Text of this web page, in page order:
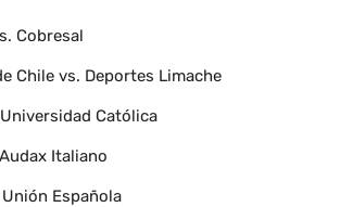
Cobresal
Chile vs. Deportes Limache
Católica
Italiano
Española